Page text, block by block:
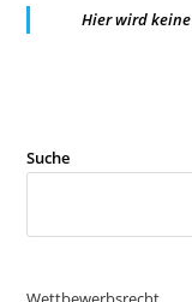
Hier wird
Suche